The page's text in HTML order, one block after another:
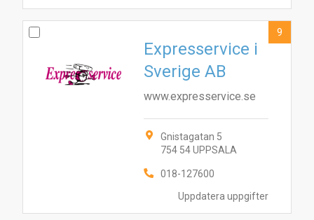
Uppdatera uppgifter
Expresservice i
Sverige AB
www.expresservice.se
Gnistagatan 5
754 54 UPPSALA
018-127600
9